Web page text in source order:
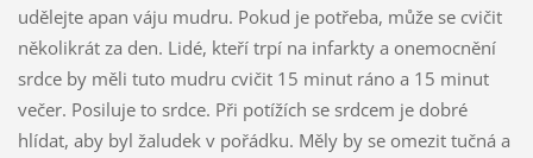
udělejte apan váju mudru. Pokud je potřeba, může se cvičit
několikrát za den. Lidé, kteří trpí na infarkty a onemocnění
srdce by měli tuto mudru cvičit 15 minut ráno a 15 minut
večer. Posiluje to srdce. Při potížích se srdcem je dobré
hlídat, aby byl žaludek v pořádku. Měly by se omezit tučná a